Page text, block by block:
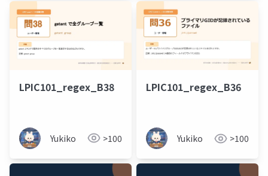
LPIC101_regex_B38
Yukiko >100
LPIC101_regex_B36
Yukiko >100